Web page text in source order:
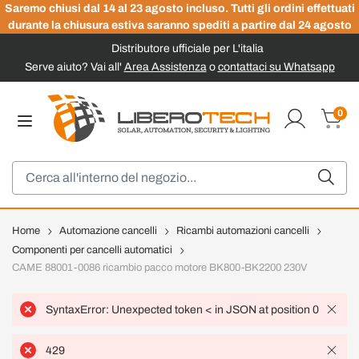
Saremo chiusi dal 14 al 23 agosto incluso. Tutti gli ordini effettuati
durante la chiusura estiva saranno spediti a partire dal 24 agosto
Distributore ufficiale per L'italia
Serve aiuto? Vai all' Area Assistenzao contattaci su Whatsapp
0
Home Automazione cancelli
Ricambi automazioni cancelli
Componenti per cancelli automatici
CAME 88001-0086 ricambio pacco motore BK800-BK2200 230V
SyntaxError: Unexpected token < in JSON at position 0
429